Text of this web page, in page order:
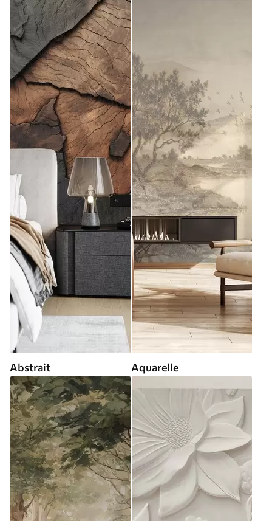
Abstrait Aquarelle